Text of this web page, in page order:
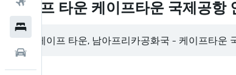
케이프 타운 케이프타운 국제공항